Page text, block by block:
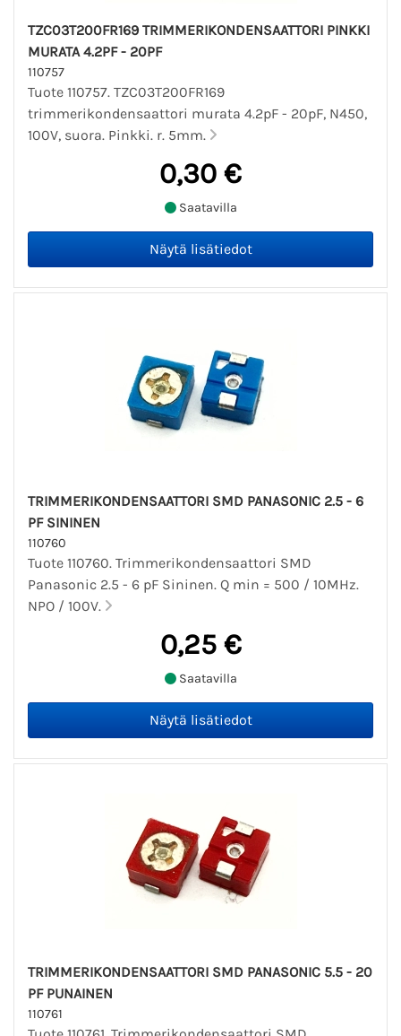
TZC03T200FR169 TRIMMERIKONDENSAATTORI PINKKI
MURATA 4.2PF - 20PF
110757
Tuote 110757. TZC03T200FR169
trimmerikondensaattori murata 4.2pF - 20pF, N450,
100V, suora. Pinkki. r. 5mm.
0,30 €
Saatavilla
TRIMMERIKONDENSAATTORI SMD PANASONIC 2.5 - 6
PF SININEN
110760
Tuote 110760. Trimmerikondensaattori SMD
Panasonic 2.5 - 6 pF Sininen. Q min = 500 / 10MHz.
NPO / 100V.
0,25 €
Saatavilla
TRIMMERIKONDENSAATTORI SMD PANASONIC 5.5 - 20
PF PUNAINEN
110761